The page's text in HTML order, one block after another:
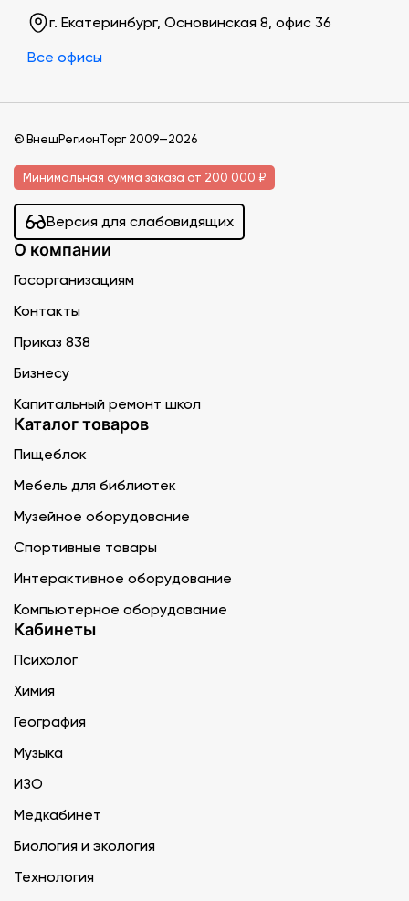
г. Екатеринбург, Основинская 8, офис 36
Все офисы
© ВнешРегионТорг 2009—2026
Минимальная сумма заказа от 200 000 ₽
Версия для слабовидящих
О компании
Госорганизациям
Контакты
Приказ 838
Бизнесу
Капитальный ремонт школ
Каталог товаров
Пищеблок
Мебель для библиотек
Музейное оборудование
Спортивные товары
Интерактивное оборудование
Компьютерное оборудование
Кабинеты
Психолог
Химия
География
Музыка
ИЗО
Медкабинет
Биология и экология
Технология